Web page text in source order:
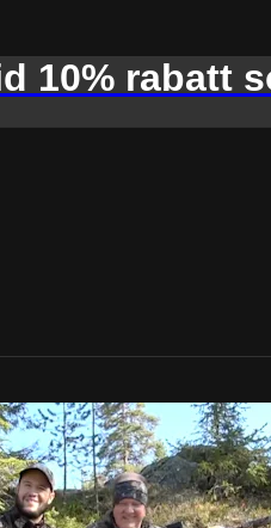
10% rabatt